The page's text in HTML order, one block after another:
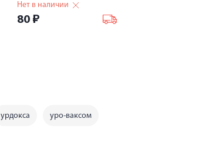
Нет в наличии
80 ₽
урдокса уро-ваксом